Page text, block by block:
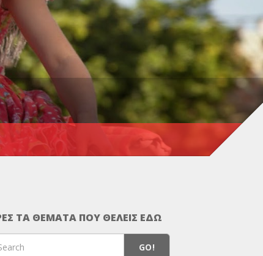
ΤΑ ΘΕΜΑΤΑ ΠΟΥ ΘΕΛΕΙΣ ΕΔΩ
GO!